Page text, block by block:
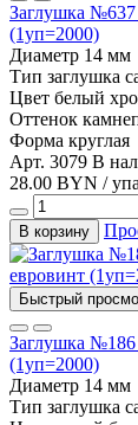
Заглушка
(1уп=2000)
Диаметр 14 мм
Тип заглушка
Цвет белый
Оттенок
Форма круглая
Арт. 3079 В
28.00 BYN /
В корзину
Быстрый
Заглушка №186
(1уп=2000)
Диаметр 14 мм
Тип заглушка